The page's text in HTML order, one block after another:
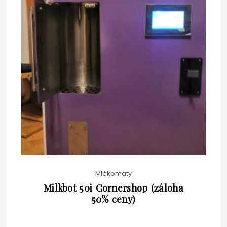
JE:
KČ53,845.00.
Mlékomaty
Milkbot 50i Cornershop (záloha
50% ceny)